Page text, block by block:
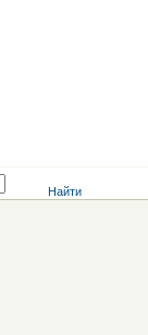
Найти